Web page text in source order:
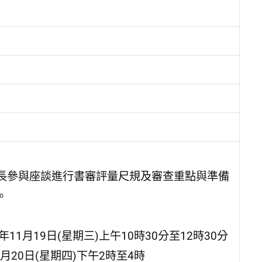
與座談進行書審評量尺規及審查重點與準備
11月19日(星期三)上午10時30分至12時30分
20日(星期四)下午2時至4時